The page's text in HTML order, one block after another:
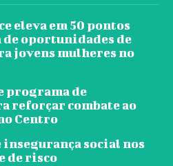
eleva em 50 pontos
oportunidades de
jovens mulheres no
programa de
reforçar combate ao
Centro
insegurança social nos
de risco